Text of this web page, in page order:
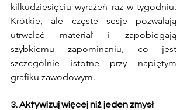
kilkudziesięciu wyrażeń raz w tygodniu.
Krótkie, ale częste sesje pozwalają
utrwalać materiał i zapobiegają
szybkiemu zapominaniu, co jest
szczególnie istotne przy napiętym
grafiku zawodowym.
3. Aktywizuj więcej niż jeden zmysł